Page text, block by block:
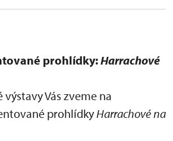
prohlídky:Harrachové
Vás zveme na
prohlídky Harrachové na